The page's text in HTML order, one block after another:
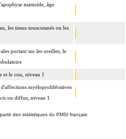
mastoïde, âge
les tissus souscutanés ou les
portant sur les oreilles, le
et le cou, niveau 1
myéloprolifératives
ou diffus, niveau 1
des statistiques du PMSI français